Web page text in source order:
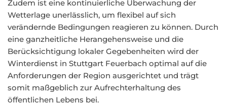
Zudem ist eine kontinuierliche Überwachung der
Wetterlage unerlässlich, um flexibel auf sich
verändernde Bedingungen reagieren zu können. Durch
eine ganzheitliche Herangehensweise und die
Berücksichtigung lokaler Gegebenheiten wird der
Winterdienst in Stuttgart Feuerbach optimal auf die
Anforderungen der Region ausgerichtet und trägt
somit maßgeblich zur Aufrechterhaltung des
öffentlichen Lebens bei.